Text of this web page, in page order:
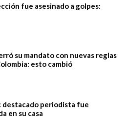
fue asesinado a golpes:
su mandato con nuevas reglas
esto cambió
destacado periodista fue
en su casa